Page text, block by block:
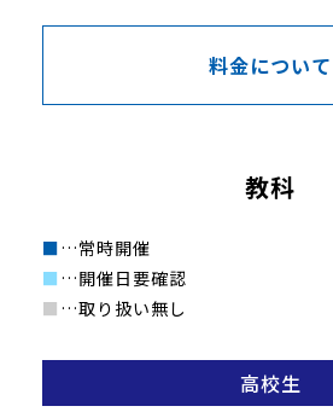
料金について
教科
■…常時開催
■ …開催日要確認
■ …取り扱い無し
高校生